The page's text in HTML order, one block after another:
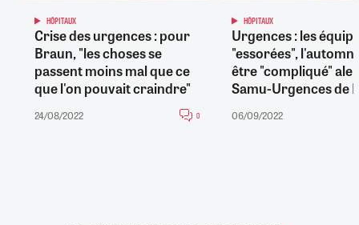
HÔPITAUX
Crise des urgences : pour
Braun, "les choses se
passent moins mal que ce
que l'on pouvait craindre"
24/08/2022 0
HÔPITAUX
Urgences : les
"essorées",
être "compliqué"
Samu-Urgences de
06/09/2022